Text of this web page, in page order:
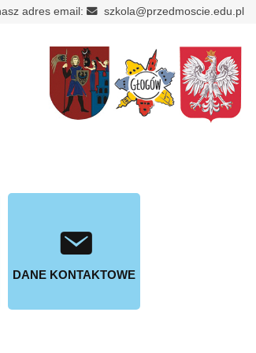
adres email: szkola@przedmoscie.edu.pl
DANE KONTAKTOWE